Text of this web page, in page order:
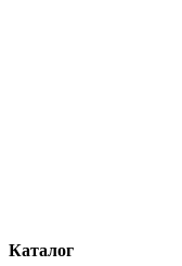
Каталог